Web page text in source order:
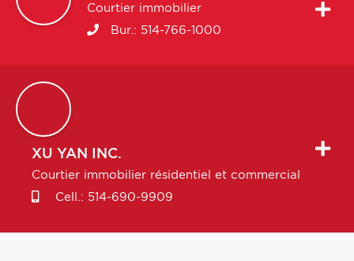
Courtier immobilier
Bur.: 514-766-1000
XU YAN INC.
Courtier immobilier résidentiel et commercial
Cell.: 514-690-9909